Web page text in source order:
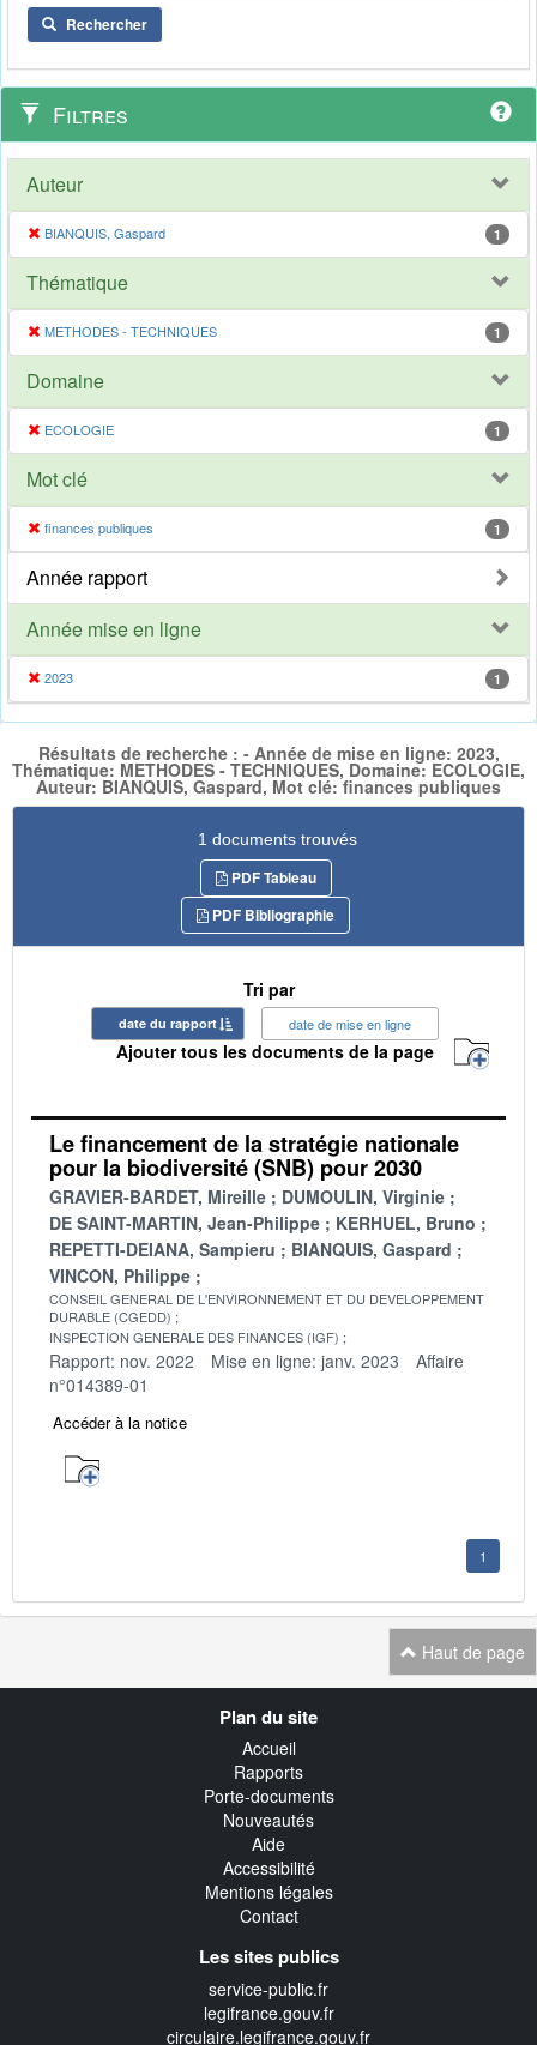
Rechercher
Filtres
Auteur
BIANQUIS, Gaspard 1
Thématique
METHODES - TECHNIQUES 1
Domaine
ECOLOGIE 1
Mot clé
finances publiques 1
Année rapport
Année mise en ligne
2023 1
Résultats de recherche : - Année de mise en ligne: 2023,
Thématique: METHODES - TECHNIQUES, Domaine: ECOLOGIE,
Auteur: BIANQUIS, Gaspard, Mot clé: finances publiques
1 documents trouvés
PDF Tableau
PDF Bibliographie
Tri par
date du rapport date de mise en ligne
Ajouter tous les documents de la page
Le financement de la stratégie nationale
pour la biodiversité (SNB) pour 2030
GRAVIER-BARDET, Mireille
DUMOULIN, Virginie
DE SAINT-MARTIN, Jean-Philippe
KERHUEL, Bruno
REPETTI-DEIANA, Sampieru
BIANQUIS, Gaspard
VINCON, Philippe
CONSEIL GENERAL DE L'ENVIRONNEMENT ET DU DEVELOPPEMENT
DURABLE (CGEDD)
INSPECTION GENERALE DES FINANCES (IGF)
Rapport: nov. 2022 Mise en ligne: janv. 2023
Affaire
n°014389-01
Accéder à la notice
1
Haut de page
Plan du site
Accueil
Rapports
Porte-documents
Nouveautés
Aide
Accessibilité
Mentions légales
Contact
Les sites publics
service-public.fr
legifrance.gouv.fr
circulaire.legifrance.gouv.fr